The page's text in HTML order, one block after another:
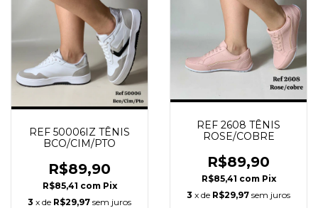
REF 50006IZ TÊNIS
BCO/CIM/PTO
R$89,90
R$85,41 com Pix
3 x de R$29,97 sem juros
REF 2608 TÊNIS
ROSE/COBRE
R$89,90
R$85,41 com Pix
3 x de R$29,97 sem juros